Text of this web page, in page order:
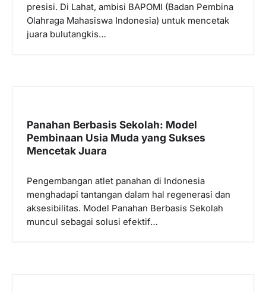
presisi. Di Lahat, ambisi BAPOMI (Badan Pembina
Olahraga Mahasiswa Indonesia) untuk mencetak
juara bulutangkis…
Panahan Berbasis Sekolah: Model
Pembinaan Usia Muda yang Sukses
Mencetak Juara
Pengembangan atlet panahan di Indonesia
menghadapi tantangan dalam hal regenerasi dan
aksesibilitas. Model Panahan Berbasis Sekolah
muncul sebagai solusi efektif…